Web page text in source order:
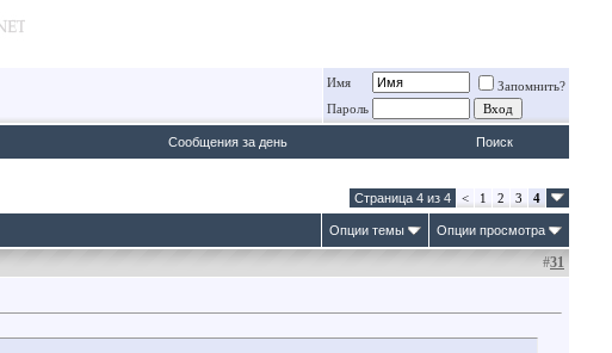
Имя
Запомнить?
Пароль
Сообщения за день Поиск
Страница 4 из 4 < 1 2 3 4
Опции темы Опции просмотра
#31